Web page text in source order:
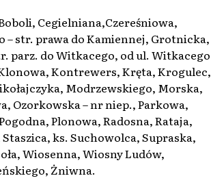
Cegielniana,Czereśniowa,
– str. prawa do Kamiennej, Grotnicka,
parz. do Witkacego, od ul. Witkacego
Kontrewers, Kręta, Krogulec,
Modrzewskiego, Morska,
Ozorkowska – nr niep., Parkowa,
Plonowa, Radosna, Rataja,
ks. Suchowolca, Supraska,
Wiosenna, Wiosny Ludów,
Żniwna.